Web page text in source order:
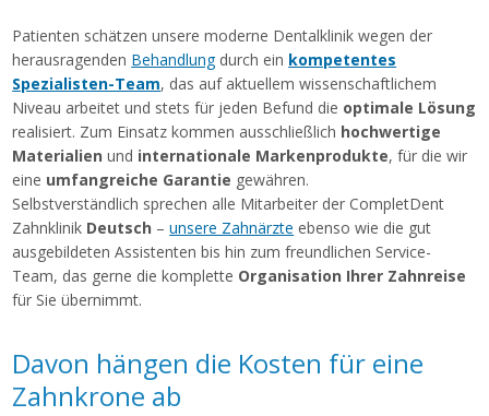
Patienten schätzen unsere moderne Dentalklinik wegen der
herausragenden Behandlungdurch ein kompetentes
Spezialisten-Team, das auf aktuellem wissenschaftlichem
Niveau arbeitet und stets für jeden Befund die optimale Lösung
realisiert. Zum Einsatz kommen ausschließlich hochwertige
Materialien und internationale Markenprodukte, für die wir
eine umfangreiche Garantie gewähren.
Selbstverständlich sprechen alle Mitarbeiter der CompletDent
Zahnklinik Deutsch –unsere Zahnärzte ebenso wie die gut
ausgebildeten Assistenten bis hin zum freundlichen Service-
Team, das gerne die komplette Organisation Ihrer Zahnreise
für Sie übernimmt.
Davon hängen die Kosten für eine
Zahnkrone ab